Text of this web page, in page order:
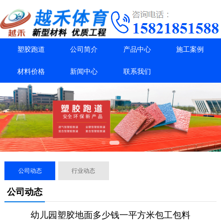
塑胶跑道 公司简介 产品中心 施工案例
材料价格 新闻中心 联系我们
公司动态 行业动态
公司动态
幼儿园塑胶地面多少钱一平方米包工包料